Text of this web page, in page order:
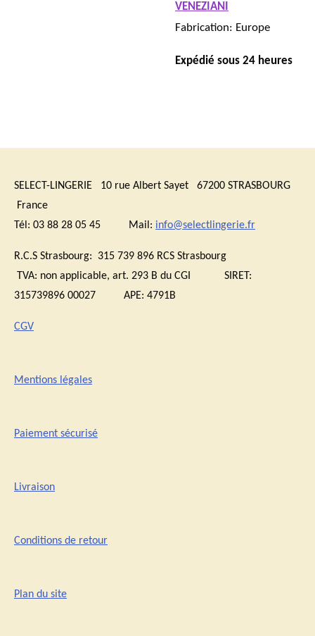
VENEZIANI
Fabrication: Europe
Expédié sous 24 heures
SELECT-LINGERIE 10 rue Albert Sayet 67200 STRASBOURG
France
Tél: 03 88 28 05 45 Mail: info@selectlingerie.fr
R.C.S Strasbourg: 315 739 896 RCS Strasbourg
TVA: non applicable, art. 293 B du CGI SIRET:
315739896 00027 APE: 4791B
CGV
Mentions légales
Paiement sécurisé
Livraison
Conditions de retour
Plan du site